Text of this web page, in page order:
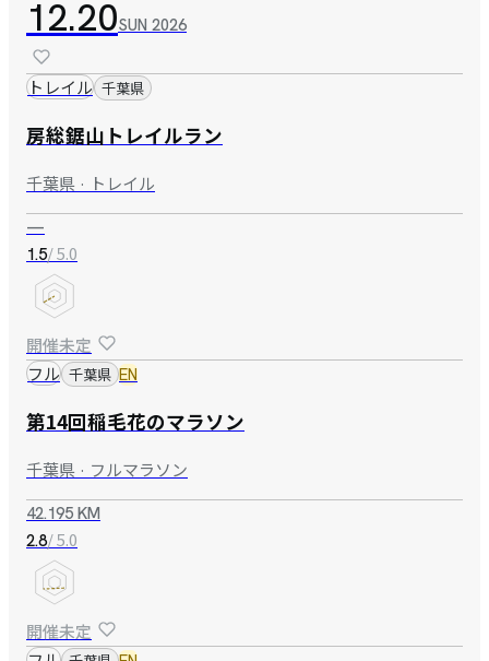
12.20SUN 2026
トレイル 千葉県
房総鋸山トレイルラン
千葉県 · トレイル
—
1.5/ 5.0
開催未定
フル 千葉県 EN
第14回稲毛花のマラソン
千葉県 · フルマラソン
42.195 KM
2.8/ 5.0
開催未定